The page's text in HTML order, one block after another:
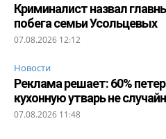
Криминалист назвал
побега семьи Усольцевых
07.08.2026 12:12
Новости
Реклама решает: 60%
кухонную утварь не
07.08.2026 11:48